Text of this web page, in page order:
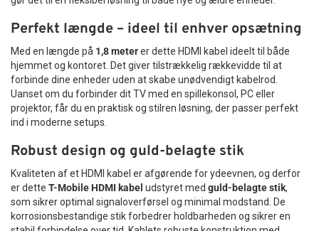
Perfekt længde – ideel til enhver opsætning
Med en længde på 1,8 meterer dette HDMI kabel ideelt til både
hjemmet og kontoret. Det giver tilstrækkelig rækkevidde til at
forbinde dine enheder uden at skabe unødvendigt kabelrod.
Uanset om du forbinder dit TV med en spillekonsol, PC eller
projektor, får du en praktisk og stilren løsning, der passer perfekt
ind i moderne setups.
Robust design og guld-belagte stik
Kvaliteten af et HDMI kabel er afgørende for ydeevnen, og derfor
er dette T-Mobile HDMI kabel udstyret med guld-belagte stik,
som sikrer optimal signaloverførsel og minimal modstand. De
korrosionsbestandige stik forbedrer holdbarheden og sikrer en